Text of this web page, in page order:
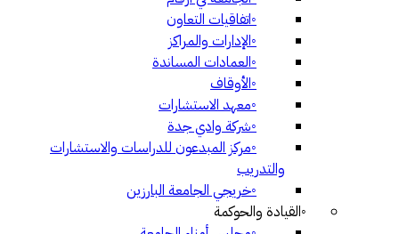
◦اتفاقيات التعاون
◦الإدارات والمراكز
◦العمادات المساندة
◦الأوقاف
◦معهد الاستشارات
◦شركة وادي جدة
◦مركز المبدعون للدراسات والاستشارات
والتدريب
◦خريجي الجامعة البارزين
◦القيادة والحوكمة